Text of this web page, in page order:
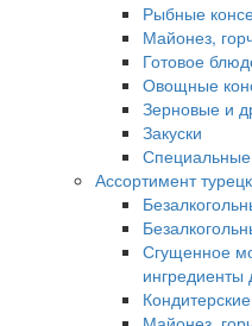
Рыбные
Майонез,
Готовое
Овощные
Зерновые и
Закуски
Специальные
Ассортимент
Сгущенное
ингредиенты